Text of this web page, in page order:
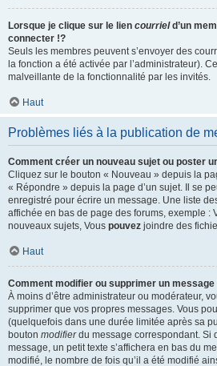
Lorsque je clique sur le lien courrield’un
connecter !?
Seuls les membres peuvent s’envoyer des
la fonction a été activée par l’administrateur).
malveillante de la fonctionnalité par les invités.
Haut
Problèmes liés à la publication de
Comment créer un nouveau sujet ou poster
Cliquez sur le bouton « Nouveau » depuis la
« Répondre » depuis la page d’un sujet. Il se
enregistré pour écrire un message. Une liste
affichée en bas de page des forums, exemple :
nouveaux sujets, Vous pouvez joindre des
Haut
Comment modifier ou supprimer un message
À moins d’être administrateur ou modérateur,
supprimer que vos propres messages. Vous
(quelquefois dans une durée limitée après sa
bouton modifierdu message correspondant. Si
message, un petit texte s’affichera en bas du
modifié, le nombre de fois qu’il a été modifié